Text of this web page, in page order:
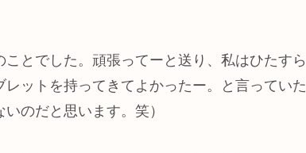
とでした。頑張ってーと送り、私はひたすら
ットを持ってきてよかったー。と言っていた
のだと思います。笑）